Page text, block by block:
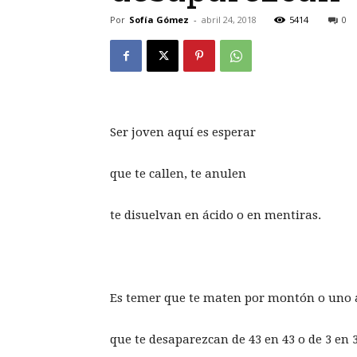
Por Sofía Gómez - abril 24, 2018 5414 0
Ser joven aquí es esperar
que te callen, te anulen
te disuelvan en ácido o en mentiras.
Es temer que te maten por montón o uno
que te desaparezcan de 43 en 43 o de 3 en